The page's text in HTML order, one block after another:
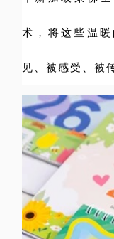
术，将这些温
见、被感受、被